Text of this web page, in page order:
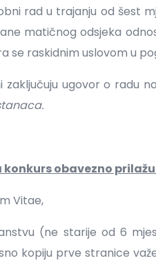
rad u trajanju od šest
matičnog odsjeka
se raskidnim uslovom u
zaključuju ugovor o radu
obavezno
Vitae,
(ne starije od 6
kopiju prve stranice